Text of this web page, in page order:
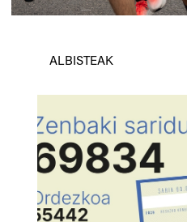
ALBISTEAK